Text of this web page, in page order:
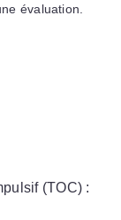
évaluation.
(TOC) :